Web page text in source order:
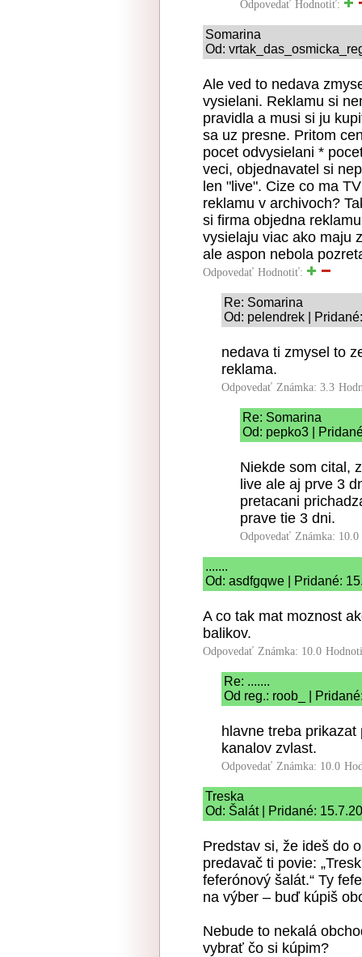
Odpovedať Hodnotiť:
Somarina
Od:
Ale ved to nedava
vysielani. Reklamu si
pravidla a musi si ju
sa uz presne. Pritom
pocet odvysielani *
veci, objednavatel si
len "live". Cize co ma
reklamu v archivoch?
si firma objedna
vysielaju viac ako maju
ale aspon nebola
Odpovedať Hodnotiť:
Re: Somarina
Od: pelendrek |
nedava ti zmysel to
reklama.
Odpovedať Známka: 3.3
Re: Somarina
Od: pepko3 |
Niekde som cital,
live ale aj prve 3
pretacani
prave tie 3 dni.
Odpovedať Známka: 10.0
.......
Od: asdfgqwe | Pridané:
A co tak mat moznost
balikov.
Odpovedať Známka: 10.0
Re: .......
Od reg.: roob_ |
hlavne treba
kanalov zvlast.
Odpovedať Známka: 10.0
Treska
Od: Šalát | Pridané:
Predstav si, že ideš do
predavač ti povie:
feferónový šalát.“ Ty
na výber – buď kúpiš
Nebude to nekalá
vybrať čo si kúpim?